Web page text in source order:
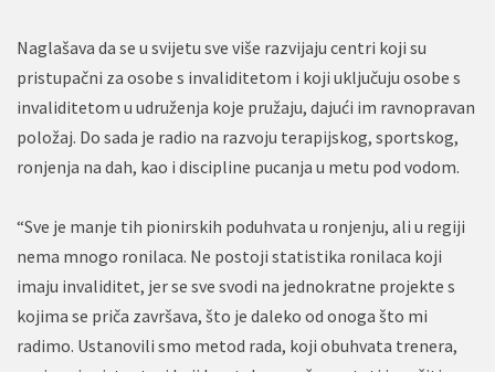
Naglašava da se u svijetu sve više razvijaju centri koji su
pristupačni za osobe s invaliditetom i koji uključuju osobe s
invaliditetom u udruženja koje pružaju, dajući im ravnopravan
položaj. Do sada je radio na razvoju terapijskog, sportskog,
ronjenja na dah, kao i discipline pucanja u metu pod vodom.
“Sve je manje tih pionirskih poduhvata u ronjenju, ali u regiji
nema mnogo ronilaca. Ne postoji statistika ronilaca koji
imaju invaliditet, jer se sve svodi na jednokratne projekte s
kojima se priča završava, što je daleko od onoga što mi
radimo. Ustanovili smo metod rada, koji obuhvata trenera,